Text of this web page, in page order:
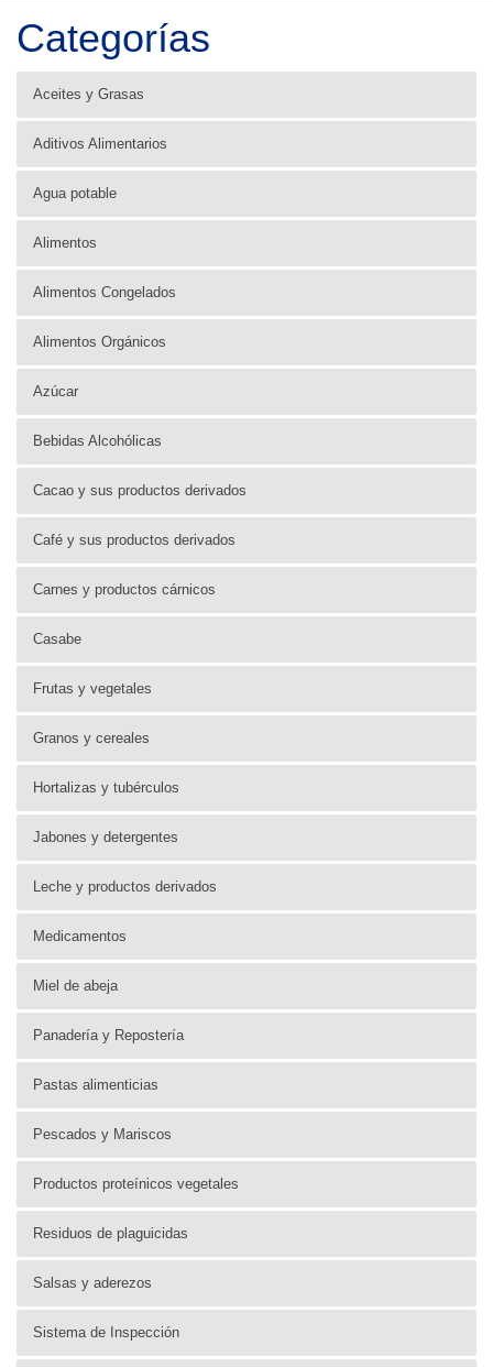
Categorías
Aceites y Grasas
Aditivos Alimentarios
Agua potable
Alimentos
Alimentos Congelados
Alimentos Orgánicos
Azúcar
Bebidas Alcohólicas
Cacao y sus productos derivados
Café y sus productos derivados
Carnes y productos cárnicos
Casabe
Frutas y vegetales
Granos y cereales
Hortalizas y tubérculos
Jabones y detergentes
Leche y productos derivados
Medicamentos
Miel de abeja
Panadería y Repostería
Pastas alimenticias
Pescados y Mariscos
Productos proteínicos vegetales
Residuos de plaguicidas
Salsas y aderezos
Sistema de Inspección